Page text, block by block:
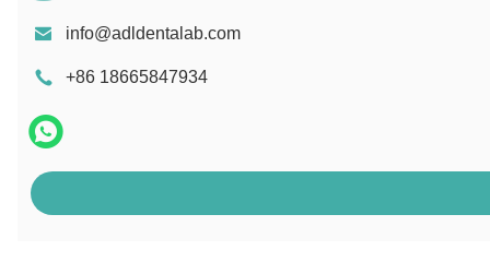
info@adldentalab.com
+86 18665847934